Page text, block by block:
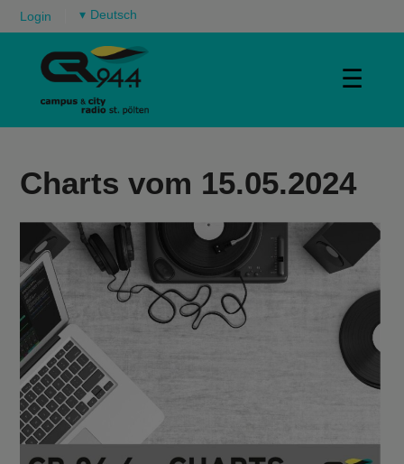
Login ▾
☰
Charts vom 15.05.2024